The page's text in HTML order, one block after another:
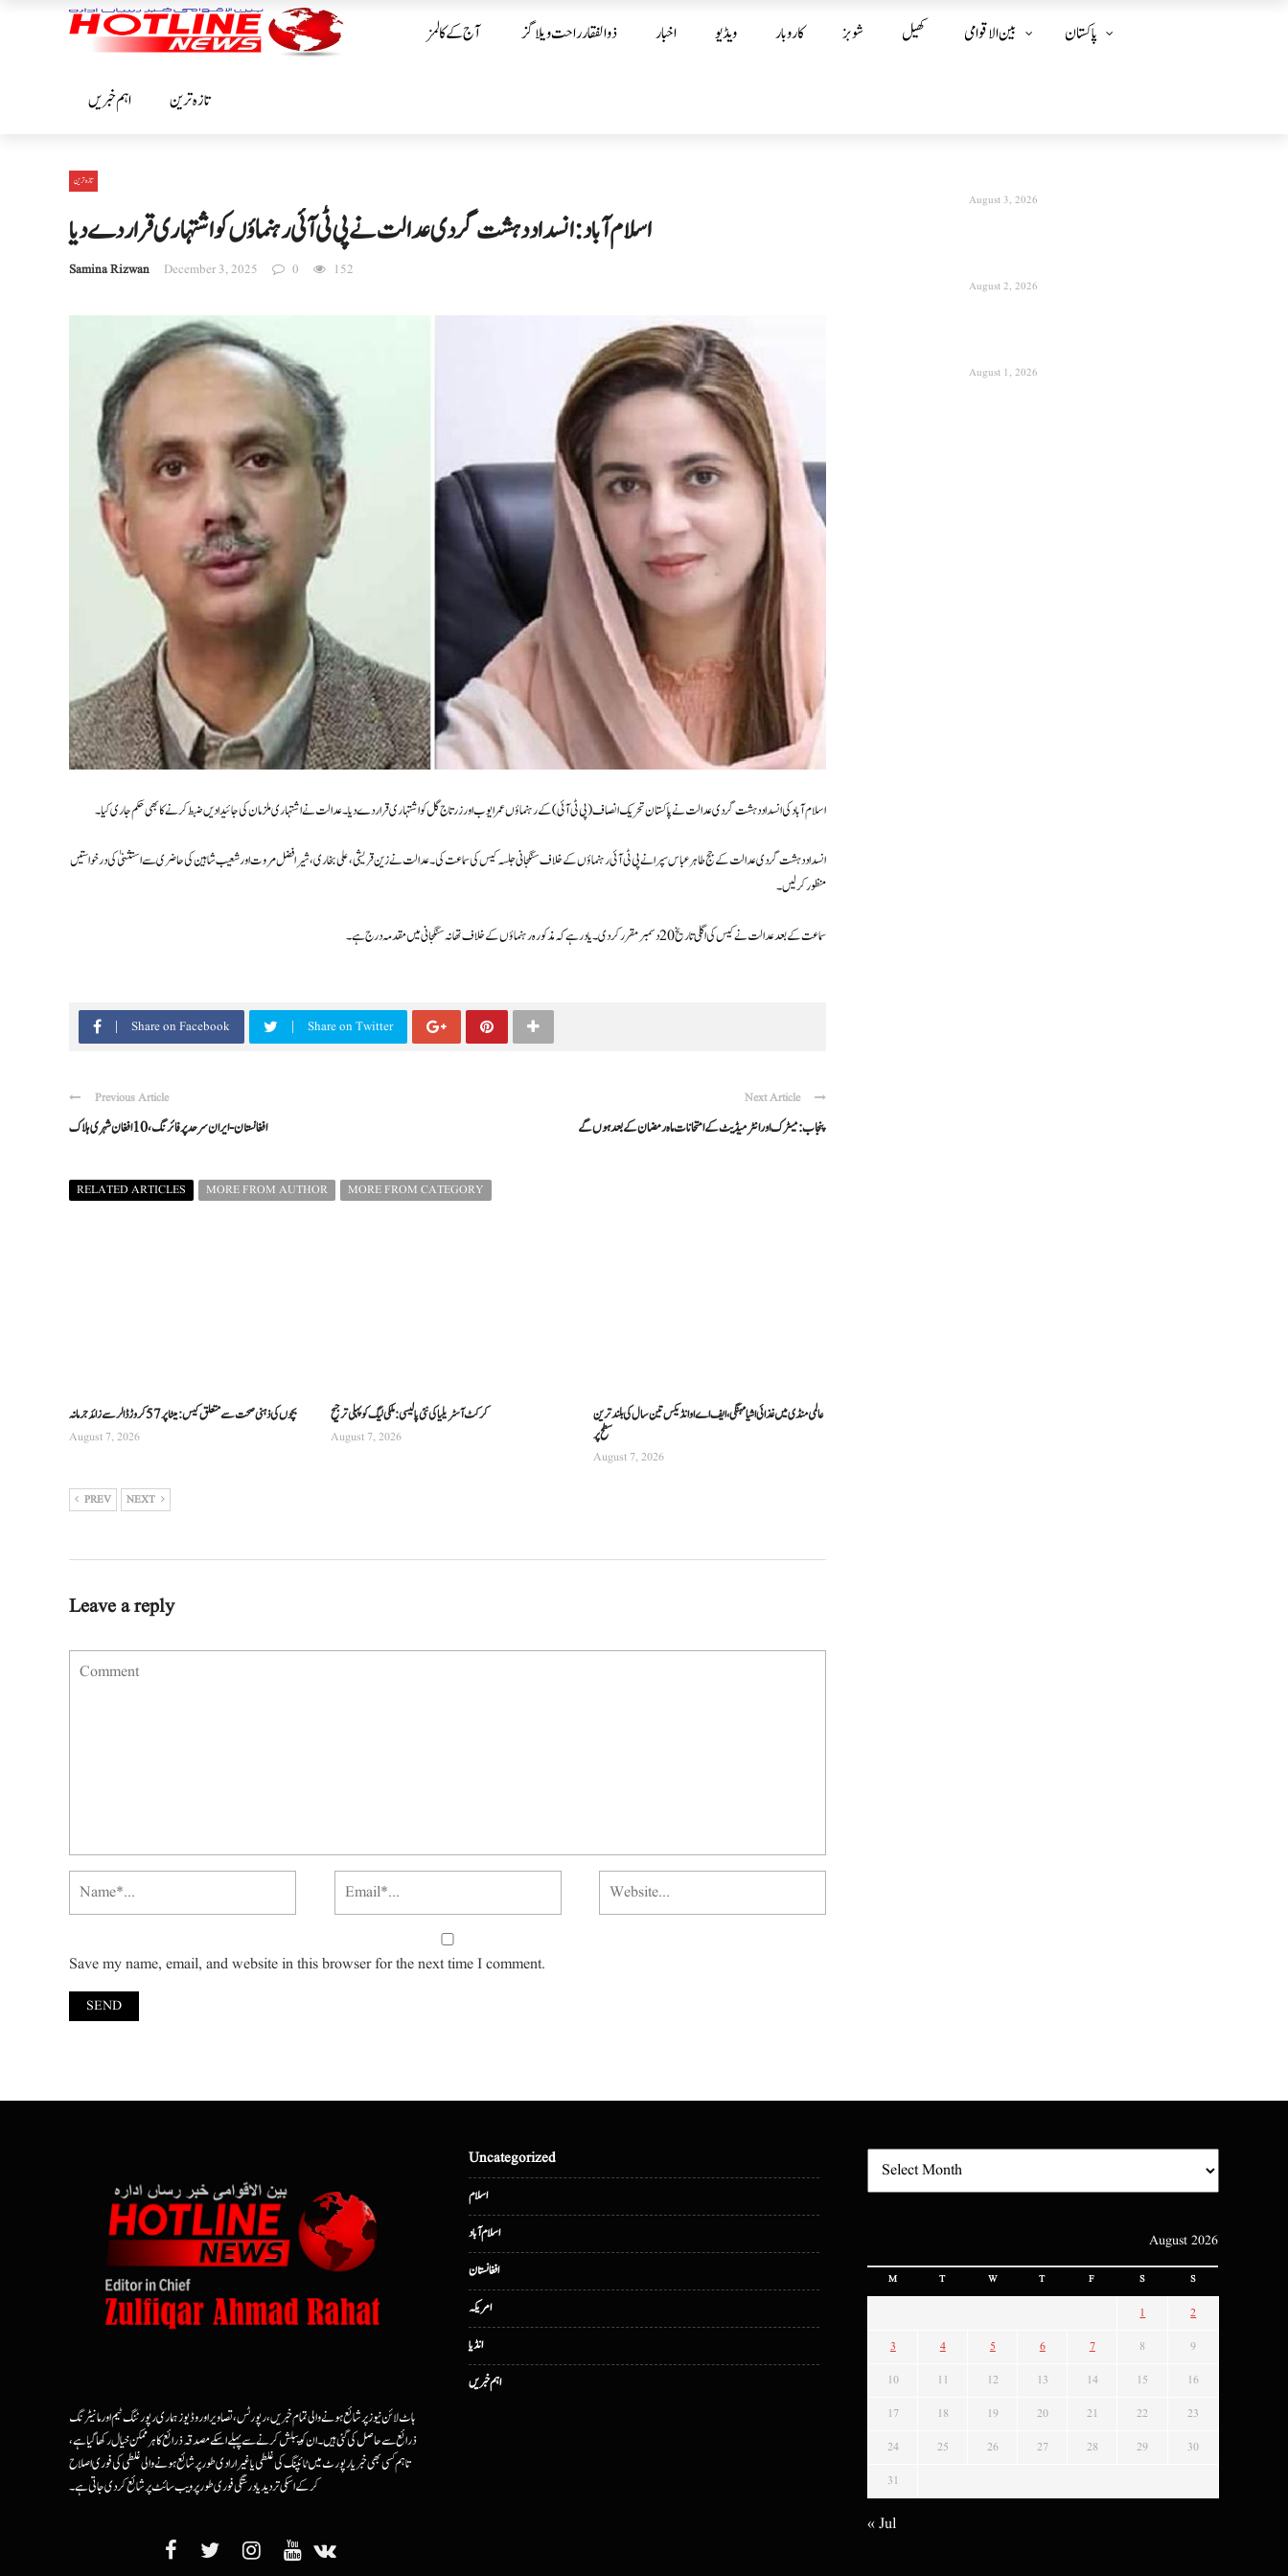
آج کے کالمز ذوالفقار راحت ویلاگز اخبار ویڈیو کاروبار شوبز کھیل بین الا قوامی پاکستان
اہم خبریں تازہ ترین
تازہ ترین
اسلام آباد: انسداد دہشت گردی عدالت نے پی ٹی آئی رہنماؤں کو اشتہاری قرار دے دیا
Samina Rizwan December 3, 2025 0 152
اسلام آباد کی انسداد دہشت گردی عدالت نے پاکستان تحریک انصاف (پی ٹی آئی) کے رہنماؤں عمر ایوب اور زرتاج گل کو اشتہاری قرار دے دیا۔ عدالت نے اشتہاری ملزمان کی جائیدادیں ضبط کرنے کا بھی حکم جاری کیا۔
انسداد دہشت گردی عدالت کے جج طاہر عباس سپرا نے پی ٹی آئی رہنماؤں کے خلاف سنگجانی جلسہ کیس کی سماعت کی۔ عدالت نے زین قریشی، علی بخاری، شیر افضل مروت اورشعیب شاہین کی حاضری سےاستثنیٰ کی درخواستیں
منظورکرلیں۔
سماعت کے بعد عدالت نے کیس کی اگلی تاریخ 20 دسمبر مقرر کر دی۔ یاد رہے کہ مذکورہ رہنماؤں کے خلاف تھانہ سنگجانی میں مقدمہ درج ہے۔
Share on Facebook Share on Twitter
Previous Article
افغانستان-ایران سرحد پر فائرنگ، 10 افغان شہری ہلاک
Next Article
پنجاب: میٹرک اور انٹرمیڈیٹ کے امتحانات ماہ رمضان کے بعد ہوں گے
RELATED ARTICLES MORE FROM AUTHOR MORE FROM CATEGORY
بچوں کی ذہنی صحت سے متعلق کیس: میٹا پر 57 کروڑ ڈالر سے زائد جرمانہ
August 7, 2026
کرکٹ آسٹریلیا کی نئی پالیسی: ملکی لیگ کو پہلی ترجیح
August 7, 2026
عالمی منڈی میں غذائی اشیا مہنگی، ایف اے او انڈیکس تین سال کی بلند ترین
سطح پر
August 7, 2026
PREV NEXT
Leave a reply
Save my name, email, and website in this browser for the next time I comment.
August 3, 2026
August 2, 2026
August 1, 2026
ہاٹ لائن نیوز پر شائع ہونے والی تمام خبریں، رپورٹس، تصاویر اور وڈیوز ہماری رپورٹنگ ٹیم اور مانیٹرنگ
ذرائع سے حاصل کی گئی ہیں۔ ان کو پبلش کرنے سے پہلے اسکے مصدقہ ذرائع کا ہرممکن خیال رکھا گیا ہے،
تاہم کسی بھی خبر یا رپورٹ میں ٹائپنگ کی غلطی یا غیرارادی طور پر شائع ہونے والی غلطی کی فوری اصلاح
کرکے اسکی تردید یا درستگی فوری طور پر ویب سائٹ پر شائع کردی جاتی ہے۔
Uncategorized
اسلام
اسلام آباد
افغانستان
امریکہ
انڈیا
اہم خبریں
August 2026
M T W T F S S
1 2
3 4 5 6 7 8 9
10 11 12 13 14 15 16
17 18 19 20 21 22 23
24 25 26 27 28 29 30
31
« Jul